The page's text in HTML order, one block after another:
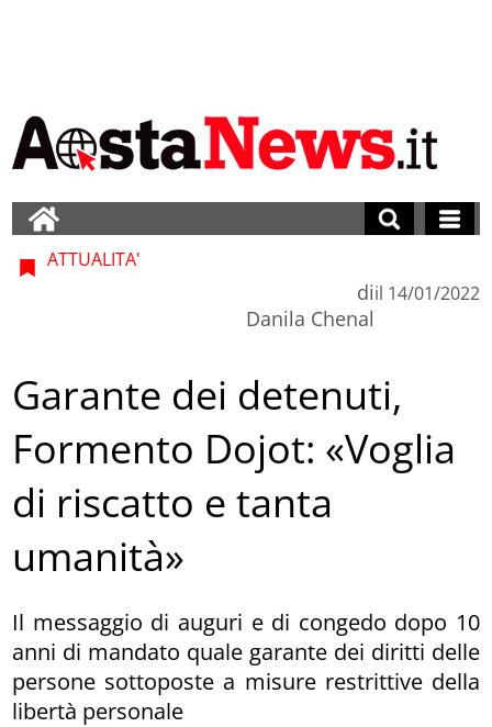
ATTUALITA'
di
Danila Chenal
il 14/01/2022
Garante dei detenuti,
Formento Dojot: «Voglia
di riscatto e tanta
umanità»
Il messaggio di auguri e di congedo dopo 10
anni di mandato quale garante dei diritti delle
persone sottoposte a misure restrittive della
libertà personale